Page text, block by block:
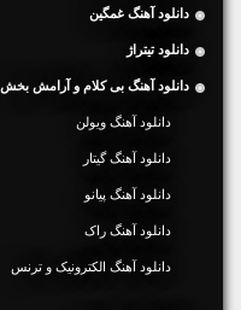
دانلود آهنگ غمگین
دانلود تیتراژ
دانلود آهنگ بی کلام و آرامش بخش
دانلود آهنگ ویولن
دانلود آهنگ گیتار
دانلود آهنگ پیانو
دانلود آهنگ راک
دانلود آهنگ الکترونیک و ترنس